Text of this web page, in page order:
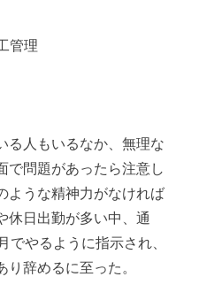
管理
る人もいるなか、無理な
問題があったら注意し
ような精神力がなければ
休日出勤が多い中、通
でやるように指示され、
辞めるに至った。